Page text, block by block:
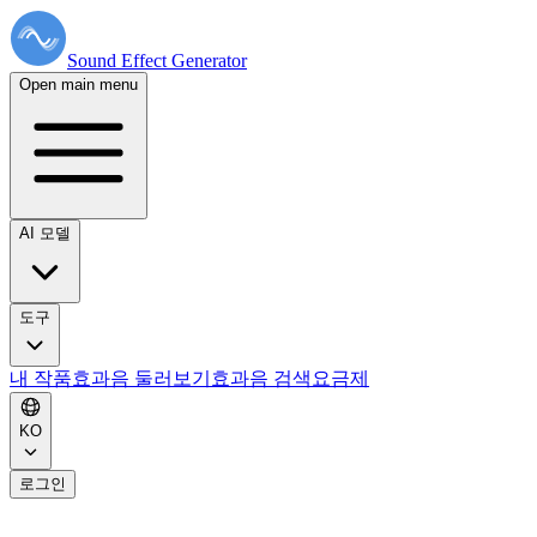
Sound Effect Generator
Open main menu
AI 모델
도구
내 작품효과음 둘러보기 효과음 검색 요금제
KO
로그인